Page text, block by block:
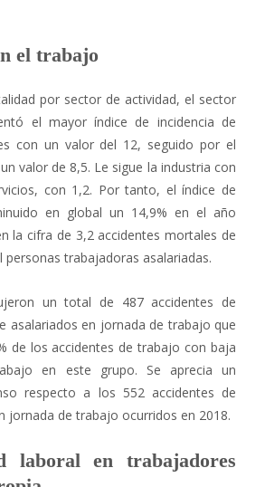
el trabajo
por sector de actividad, el sector
el mayor índice de incidencia de
con un valor del 12, seguido por el
valor de 8,5. Le sigue la industria con
con 1,2. Por tanto, el índice de
en global un 14,9% en el año
la cifra de 3,2 accidentes mortales de
trabajadoras asalariadas.
un total de 487 accidentes de
asalariados en jornada de trabajo que
de los accidentes de trabajo con baja
en este grupo. Se aprecia un
respecto a los 552 accidentes de
jornada de trabajo ocurridos en 2018.
laboral en trabajadores